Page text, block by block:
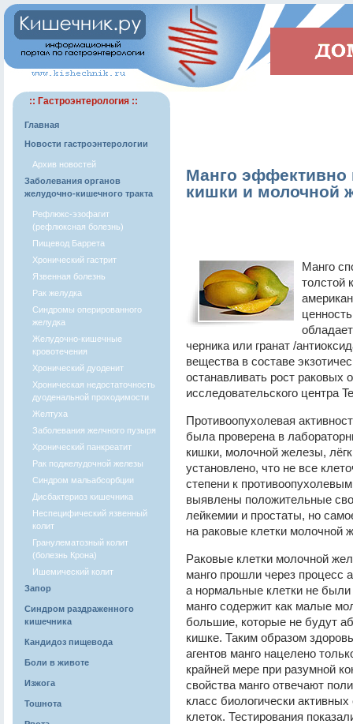
:: Гастроэнтерология ::
Главная
Новости гастроэнтерологии
Архив новостей
Заболевания органов
желудочно-кишечного тракта
Рефлюкс-эзофагит
(рефлюксная болезнь)
Пищевод Баррета
Хронический гастрит
Язвенная болезнь
Рак желудка
Синдромы оперированного
желудка
Желудочно-кишечные
кровотечения
Хронический дуоденит
Хроническая недостаточность
дуоденальной проходимости
Желтуха
Заболевания желчного пузыря
Хронический панкреатит
Рак поджелудочной железы
Синдром мальабсорбции
Дисбактериоз кишечника
Неспецифический язвенный
колит
Гранулематозный колит
(болезнь Крона)
Ишемический колит
Запор
Синдром раздраженного
кишечника
Кандидоз пищевода
Боли в животе
Изжога
Тошнота
Манго эффективно
кишки и молочной
Манго
толстой
черника или гранат /
вещества в составе
останавливать рост раковых
исследовательского центра
Противоопухолевая
была проверена в
кишки, молочной железы,
установлено, что не все
степени к
выявлены положительные
лейкемии и простаты, но
на раковые клетки молочной
Раковые клетки молочной
манго прошли через процесс
а нормальные клетки не
манго содержит как малые
большие, которые не будут
кишке. Таким образом
агентов манго нацелено
крайней мере при разумной
свойства манго отвечают
класс биологически
клеток. Тестирования